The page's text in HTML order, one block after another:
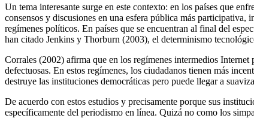
Un tema interesante surge en este contexto: en los países que
consensos y discusiones en una esfera pública más
regímenes políticos. En países que se encuentran al final del
han citado Jenkins y Thorburn (2003), el determinismo
Corrales (2002) afirma que en los regímenes intermedios
defectuosas. En estos regímenes, los ciudadanos tienen más
destruye las instituciones democráticas pero puede llegar a
De acuerdo con estos estudios y precisamente porque sus
específicamente del periodismo en línea. Quizá no como los